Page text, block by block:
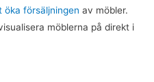
öka försäljningen av möbler.
möblerna på direkt i